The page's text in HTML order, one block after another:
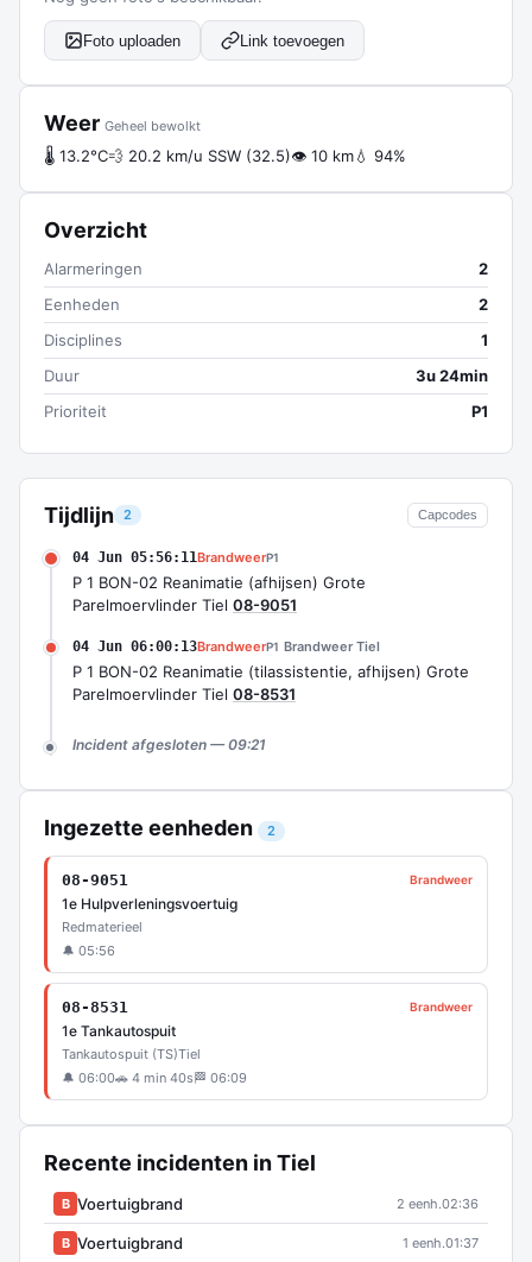
Tijdlijn 2 Capcodes
04 Jun 05:56:11BrandweerP1
P 1 BON-02 Reanimatie (afhijsen) Grote
Parelmoervlinder Tiel 08-9051
04 Jun 06:00:13BrandweerP1 Brandweer Tiel
P 1 BON-02 Reanimatie (tilassistentie, afhijsen) Grote
Parelmoervlinder Tiel 08-8531
Incident afgesloten — 09:21
Ingezette eenheden 2
08-9051 Brandweer
1e Hulpverleningsvoertuig
Redmaterieel
🔔 05:56
08-8531 Brandweer
1e Tankautospuit
Tankautospuit (TS)Tiel
🔔 06:00🚗 4 min 40s 🏁 06:09
Recente incidenten in Tiel
B Voertuigbrand 2 eenh.02:36
B Voertuigbrand 1 eenh.01:37
Foto uploaden Link toevoegen
Weer Geheel bewolkt
🌡 13.2°C💨 20.2 km/u SSW (32.5)👁 10 km💧 94%
Overzicht
Alarmeringen
2
Eenheden
2
Disciplines
1
Duur
3u 24min
Prioriteit
P1